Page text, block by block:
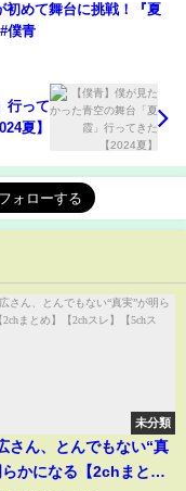
初めて舞台に挑戦！『夏
僕青
行って
夏】
未分類
さん、とんでもない“真
かになる【2chまと